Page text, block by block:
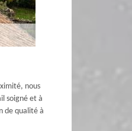
nous
soigné et à
de qualité à